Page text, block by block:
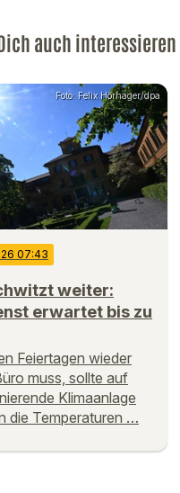
auch interessieren
Foto: Felix Hörhager/dpa
07:43
weiter:
erwartet bis zu
Feiertagen wieder
muss, sollte auf
Klimaanlage
die Temperaturen …